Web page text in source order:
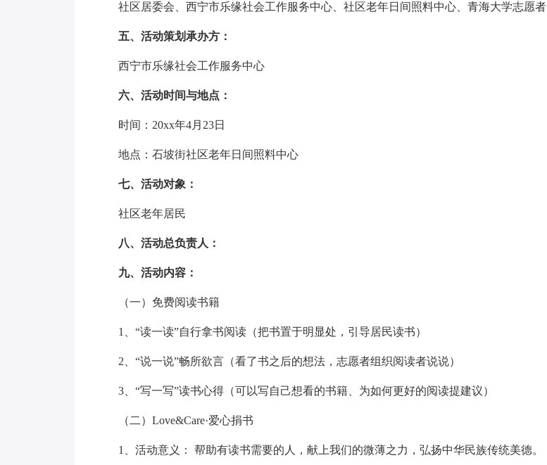
社区居委会、西宁市乐缘社会工作服务中心、社区老年日间照料中心、青海大学志愿者
五、活动策划承办方：
西宁市乐缘社会工作服务中心
六、活动时间与地点：
时间：20xx年4月23日
地点：石坡街社区老年日间照料中心
七、活动对象：
社区老年居民
八、活动总负责人：
九、活动内容：
（一）免费阅读书籍
1、“读一读”自行拿书阅读（把书置于明显处，引导居民读书）
2、“说一说”畅所欲言（看了书之后的想法，志愿者组织阅读者说说）
3、“写一写”读书心得（可以写自己想看的书籍、为如何更好的阅读提建议）
（二）Love&Care·爱心捐书
1、活动意义： 帮助有读书需要的人，献上我们的微薄之力，弘扬中华民族传统美德。